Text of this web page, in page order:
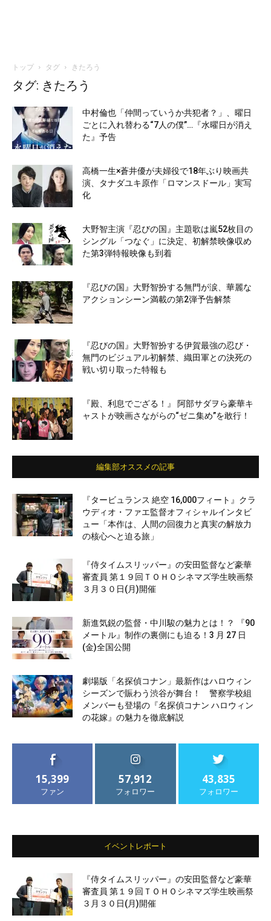
トップ タグ きたろう
タグ: きたろう
中村倫也「仲間っていうか共犯者？」、曜日
ごとに入れ替わる“7人の僕”…『水曜日が消え
た』予告
高橋一生×蒼井優が夫婦役で18年ぶり映画共
演、タナダユキ原作「ロマンスドール」実写
化
大野智主演『忍びの国』主題歌は嵐52枚目の
シングル「つなぐ」に決定、初解禁映像収め
た第3弾特報映像も到着
『忍びの国』大野智扮する無門が涙、華麗な
アクションシーン満載の第2弾予告解禁
『忍びの国』大野智扮する伊賀最強の忍び・
無門のビジュアル初解禁、織田軍との決死の
戦い切り取った特報も
『殿、利息でござる！』 阿部サダヲら豪華キ
ャストが映画さながらの“ゼニ集め”を敢行！
編集部オススメの記事
『タービュランス 絶空 16,000フィート』クラ
ウディオ・ファエ監督オフィシャルインタビ
ュー「本作は、人間の回復力と真実の解放力
の核心へと迫る旅」
『侍タイムスリッパー』の安田監督など豪華
審査員 第１９回ＴＯＨＯシネマズ学生映画祭
３月３０日(月)開催
新進気鋭の監督・中川駿の魅力とは！？ 『90
メートル』制作の裏側にも迫る！3 月 27 日
(金)全国公開
劇場版「名探偵コナン」最新作はハロウィン
シーズンで賑わう渋谷が舞台！ 警察学校組
メンバーも登場の『名探偵コナン ハロウィン
の花嫁』の魅力を徹底解説
15,399
ファン
57,912
フォロワー
43,835
フォロワー
イベントレポート
『侍タイムスリッパー』の安田監督など豪華
審査員 第１９回ＴＯＨＯシネマズ学生映画祭
３月３０日(月)開催